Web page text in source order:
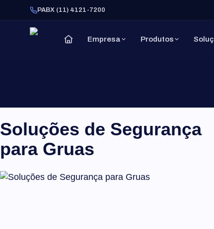
PABX (11) 4121-7200
Empresa Produtos
Soluções de Segurança
para Gruas